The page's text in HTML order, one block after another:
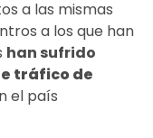
a las mismas
a los que han
han sufrido
tráfico de
el país